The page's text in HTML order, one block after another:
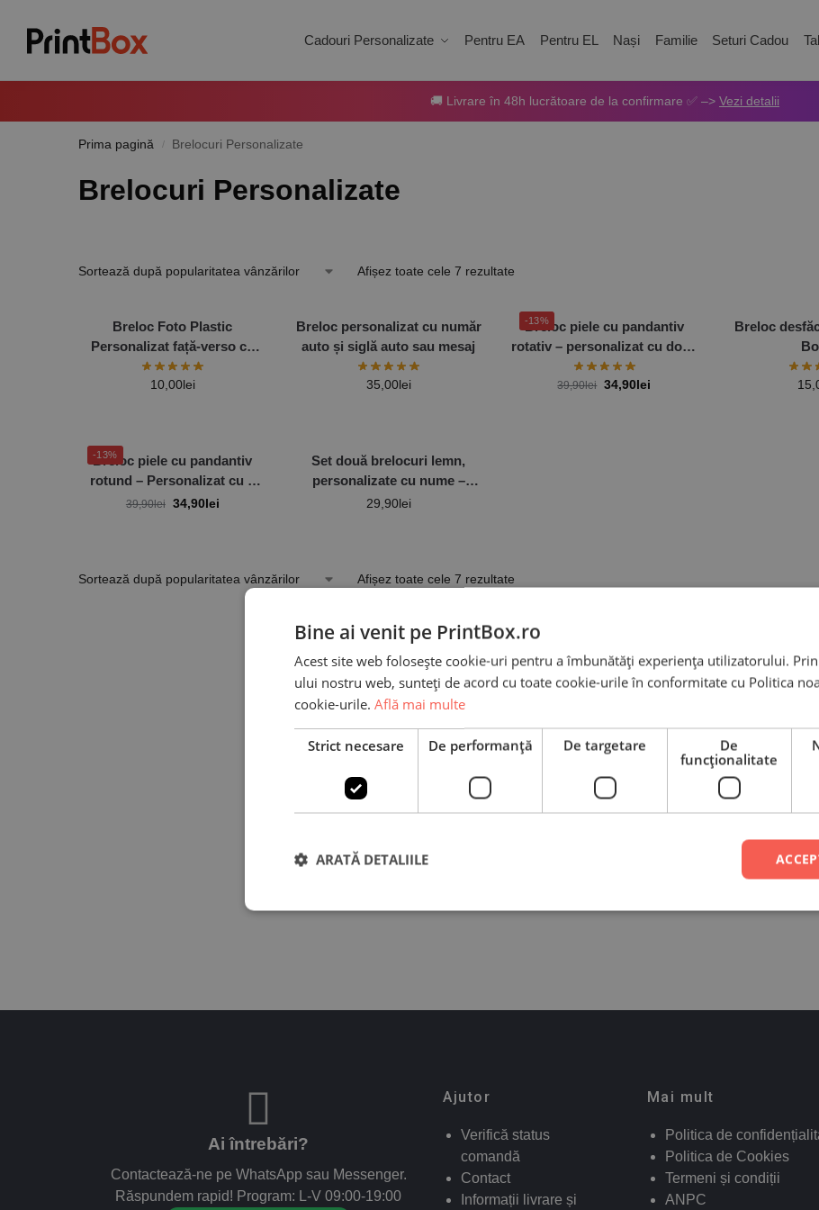
Cadouri Personalizate Pentru EA Pentru EL Nași Familie Seturi Cadou
Search
🚚 Livrare în 48h lucrătoare de la confirmare ✅ –> Vezi detalii
Prima pagină / Brelocuri Personalizate
Brelocuri Personalizate
Afișez toate cele 7 rezultate
Breloc Foto Plastic
Personalizat față-verso cu
poze sau text
10,00lei
Breloc personalizat cu număr
auto și siglă auto sau mesaj
35,00lei
-13%
Breloc piele cu pandantiv
rotativ – personalizat cu două
poze
39,90lei 34,90lei
Breloc
-13%
Breloc piele cu pandantiv
rotund – Personalizat cu o
poză
39,90lei 34,90lei
Set două brelocuri lemn,
personalizate cu nume –
Inimă
29,90lei
Afișez toate cele 7 rezultate
Ai întrebări?
Contactează-ne pe WhatsApp sau Messenger.
Răspundem rapid! Program: L-V 09:00-19:00
Ajutor
Verifică status
comandă
Contact
Informații livrare și
Mai mult
Politica de
Politica de Cookies
Termeni și condiții
ANPC
Bine ai venit pe PrintBox.ro
Acest site web folosește cookie-uri pentru a îmbunătăți experiența utilizatorului.
ului nostru web, sunteți de acord cu toate cookie-urile în conformitate cu Politica
cookie-urile. Află mai multe
Strict necesare De performanță De targetare
De
funcţionalitate
ARATĂ DETALIILE